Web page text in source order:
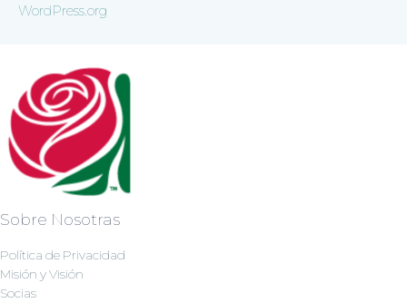
WordPress.org
Sobre Nosotras
Política de Privacidad
Misión y Visión
Socias